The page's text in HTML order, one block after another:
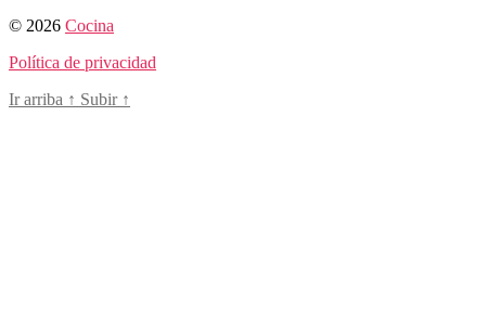
© 2026 Cocina
Política de privacidad
Ir arriba ↑ Subir ↑